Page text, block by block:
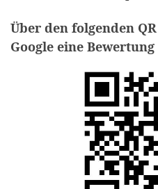
Über den folgenden
Google eine Bewertung